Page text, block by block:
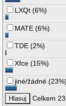
LXQt (6%)
MATE (6%)
TDE (2%)
Xfce (15%)
jiné/žádné (23%)
Celkem